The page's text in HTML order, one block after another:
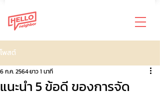
โพสต์
แนะนำ 5 ข้อดี ของการจัด
6 ก.ค. 2564ยาว 1 นาที